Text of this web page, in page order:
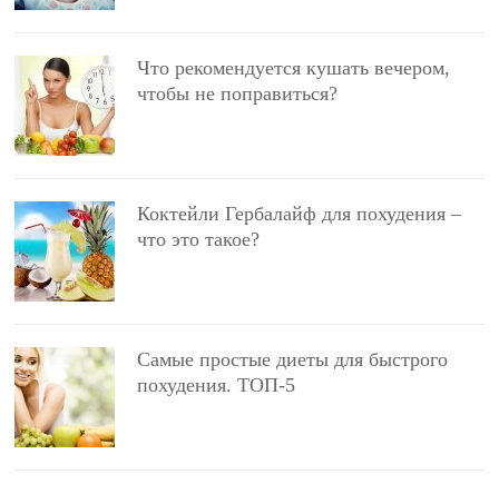
Что рекомендуется кушать вечером,
чтобы не поправиться?
Коктейли Гербалайф для похудения –
что это такое?
Самые простые диеты для быстрого
похудения. ТОП-5